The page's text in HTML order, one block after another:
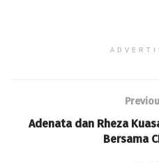
Adenata dan Rheza
Bersama